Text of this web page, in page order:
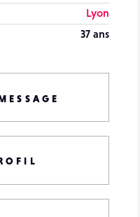
Lyon
37 ans